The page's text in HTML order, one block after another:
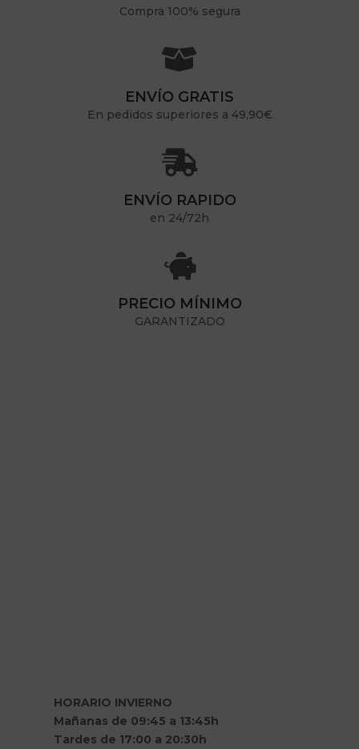
Compra 100% segura

ENVÍO GRATIS
En pedidos superiores a 49,90€

ENVÍO RAPIDO
en 24/72h

PRECIO MÍNIMO
GARANTIZADO
HORARIO INVIERNO
Mañanas de 09:45 a 13:45h
Tardes de 17:00 a 20:30h